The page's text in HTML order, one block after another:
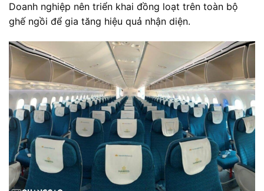
Doanh nghiệp nên triển khai đồng loạt trên toàn bộ
ghế ngồi để gia tăng hiệu quả nhận diện.